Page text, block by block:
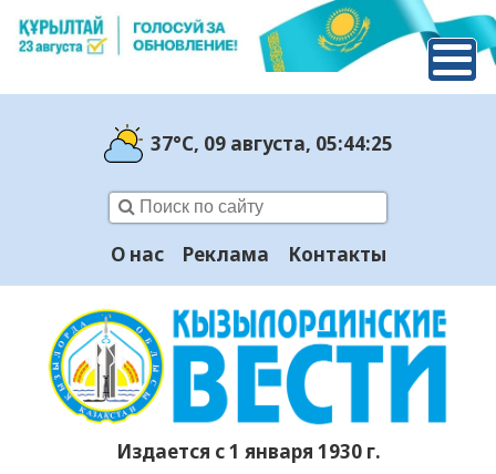
37°C, 09 августа, 05:44:26
О нас Реклама Контакты
Издается с 1 января 1930 г.